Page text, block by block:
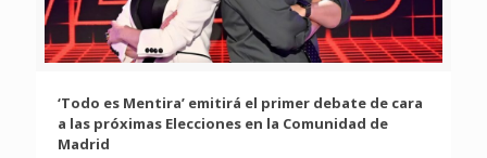
‘Todo es Mentira’ emitirá el primer debate de cara
a las próximas Elecciones en la Comunidad de
Madrid